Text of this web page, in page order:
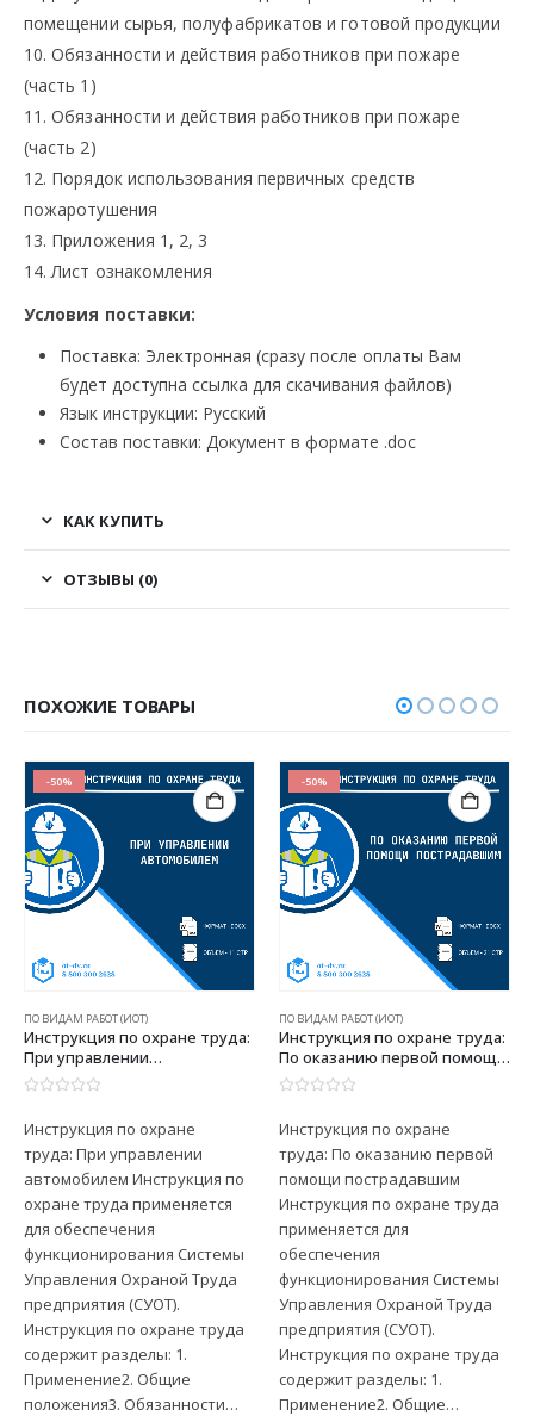
помещении сырья, полуфабрикатов и готовой продукции
10. Обязанности и действия работников при пожаре
(часть 1)
11. Обязанности и действия работников при пожаре
(часть 2)
12. Порядок использования первичных средств
пожаротушения
13. Приложения 1, 2, 3
14. Лист ознакомления
Условия поставки:
Поставка: Электронная (сразу после оплаты Вам
будет доступна ссылка для скачивания файлов)
Язык инструкции: Русский
Состав поставки: Документ в формате .doc
КАК КУПИТЬ
ОТЗЫВЫ (0)
ПОХОЖИЕ ТОВАРЫ
-50%
ПО ВИДАМ РАБОТ (ИОТ)
Инструкция по охране труда:
При управлении
автомобилем
Инструкция по охране
труда: При управлении
автомобилем Инструкция по
охране труда применяется
для обеспечения
функционирования Системы
Управления Охраной Труда
предприятия (СУОТ).
Инструкция по охране труда
содержит разделы: 1.
Применение2. Общие
положения3. Обязанности…
-50%
ПО ВИДАМ РАБОТ (ИОТ)
Инструкция по охране труда:
По оказанию первой помощи
пострадавшим
Инструкция по охране
труда: По оказанию первой
помощи пострадавшим
Инструкция по охране труда
применяется для
обеспечения
функционирования Системы
Управления Охраной Труда
предприятия (СУОТ).
Инструкция по охране труда
содержит разделы: 1.
Применение2. Общие…